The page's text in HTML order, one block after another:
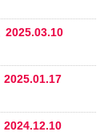
2025.03.10
2025.01.17
2024.12.10